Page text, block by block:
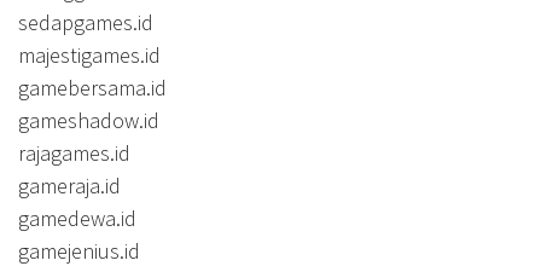
sedapgames.id
majestigames.id
gamebersama.id
gameshadow.id
rajagames.id
gameraja.id
gamedewa.id
gamejenius.id